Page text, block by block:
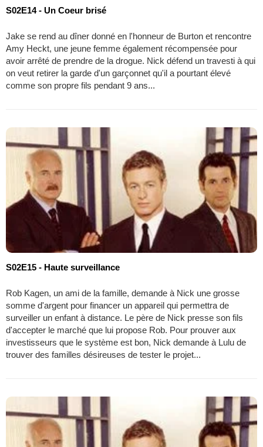
S02E14 - Un Coeur brisé
Jake se rend au dîner donné en l'honneur de Burton et rencontre
Amy Heckt, une jeune femme également récompensée pour
avoir arrêté de prendre de la drogue. Nick défend un travesti à qui
on veut retirer la garde d'un garçonnet qu'il a pourtant élevé
comme son propre fils pendant 9 ans...
S02E15 - Haute surveillance
Rob Kagen, un ami de la famille, demande à Nick une grosse
somme d'argent pour financer un appareil qui permettra de
surveiller un enfant à distance. Le père de Nick presse son fils
d'accepter le marché que lui propose Rob. Pour prouver aux
investisseurs que le système est bon, Nick demande à Lulu de
trouver des familles désireuses de tester le projet...